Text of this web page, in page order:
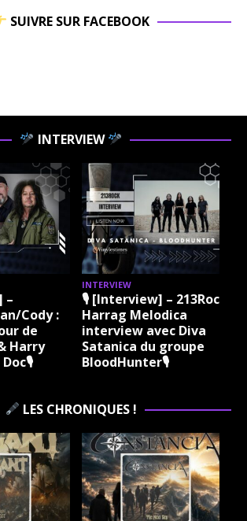
SUIVRE SUR FACEBOOK
INTERVIEW
–
Cody :
de
Harry
INTERVIEW
🎙 [Interview] – 213Rock
Harrag Melodica
interview avec Diva
Satanica du groupe
BloodHunter🎙
LES CHRONIQUES !